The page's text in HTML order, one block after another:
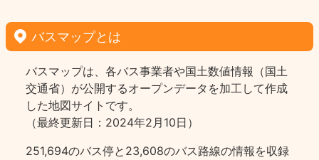
バスマップとは
バスマップは、各バス事業者や国土数値情報（国土
交通省）が公開するオープンデータを加工して作成
した地図サイトです。
（最終更新日：2024年2月10日）
251,694のバス停と23,608のバス路線の情報を収録